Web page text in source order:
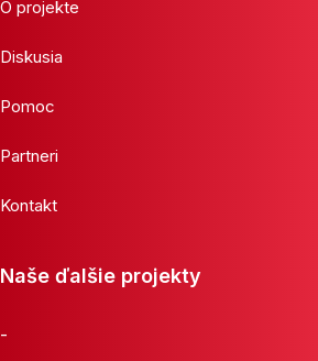
O projekte
Diskusia
Pomoc
Partneri
Kontakt
Naše ďalšie projekty
-